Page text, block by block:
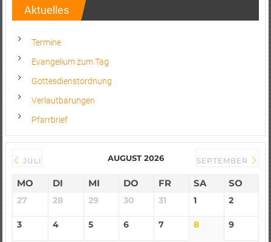
Aktuelles
Termine
Evangelium zum Tag
Gottesdienstordnung
Verlautbarungen
Pfarrbrief
JULI AUGUST 2026 SEPTEMBER
MO DI MI DO FR SA SO
27 28 29 30 31 1 2
3 4 5 6 7 8 9